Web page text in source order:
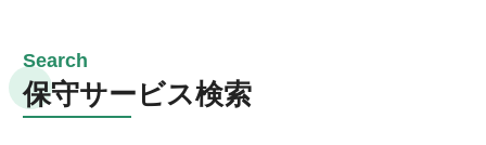
保守サービス検索